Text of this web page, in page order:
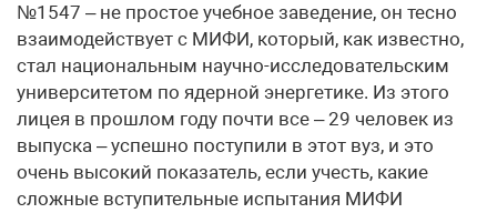
№1547 – не простое учебное заведение, он тесно
взаимодействует с МИФИ, который, как известно,
стал национальным научно-исследовательским
университетом по ядерной энергетике. Из этого
лицея в прошлом году почти все – 29 человек из
выпуска – успешно поступили в этот вуз, и это
очень высокий показатель, если учесть, какие
сложные вступительные испытания МИФИ